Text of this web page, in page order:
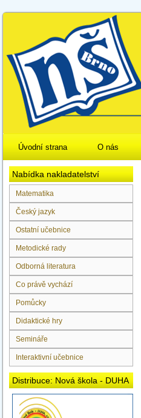
Úvodní strana O nás
Nabídka nakladatelství
Matematika
Český jazyk
Ostatní učebnice
Metodické rady
Odborná literatura
Co právě vychází
Pomůcky
Didaktické hry
Semináře
Interaktivní učebnice
Distribuce: Nová škola - DUHA